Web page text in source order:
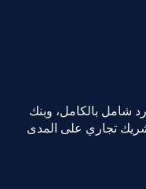
شامل بالكامل، وبنك
تجاري على المدى